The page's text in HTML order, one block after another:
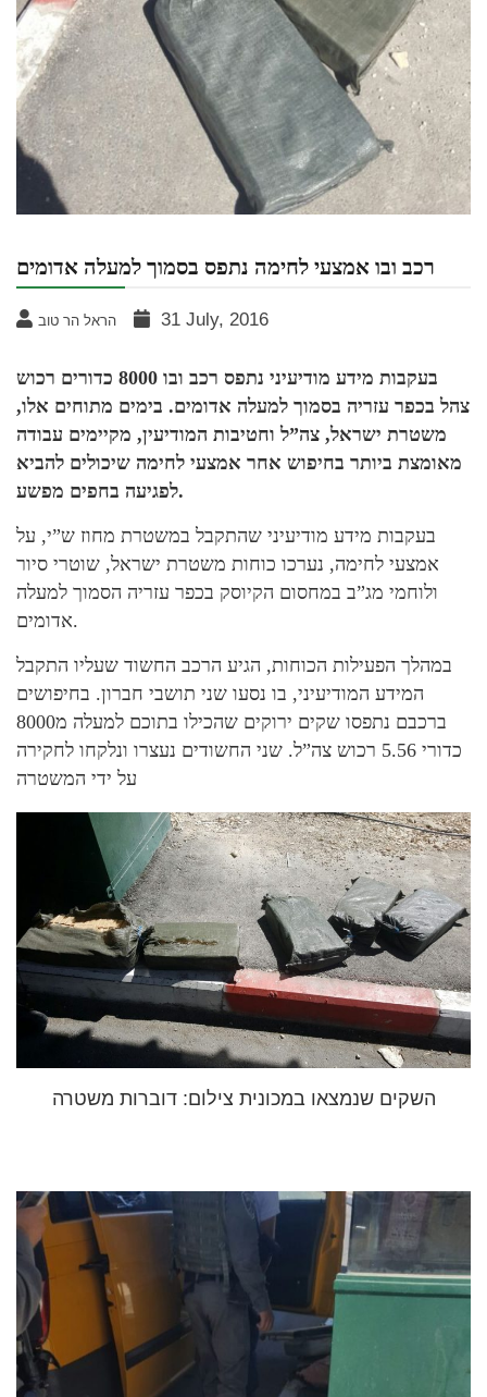
רכב ובו אמצעי לחימה נתפס בסמוך למעלה אדומים
הראל הר טוב 31 July, 2016
בעקבות מידע מודיעיני נתפס רכב ובו 8000 כדורים רכוש
צהל בכפר עזריה בסמוך למעלה אדומים. בימים מתוחים אלו,
משטרת ישראל, צה”ל וחטיבות המודיעין, מקיימים עבודה
מאומצת ביותר בחיפוש אחר אמצעי לחימה שיכולים להביא
לפגיעה בחפים מפשע.
בעקבות מידע מודיעיני שהתקבל במשטרת מחוז ש”י, על
אמצעי לחימה, נערכו כוחות משטרת ישראל, שוטרי סיור
ולוחמי מג”ב במחסום הקיוסק בכפר עזריה הסמוך למעלה
אדומים.
במהלך הפעילות הכוחות, הגיע הרכב החשוד שעליו התקבל
המידע המודיעיני, בו נסעו שני תושבי חברון. בחיפושים
ברכבם נתפסו שקים ירוקים שהכילו בתוכם למעלה מ8000
כדורי 5.56 רכוש צה”ל. שני החשודים נעצרו ונלקחו לחקירה
על ידי המשטרה
השקים שנמצאו במכונית צילום: דוברות משטרה